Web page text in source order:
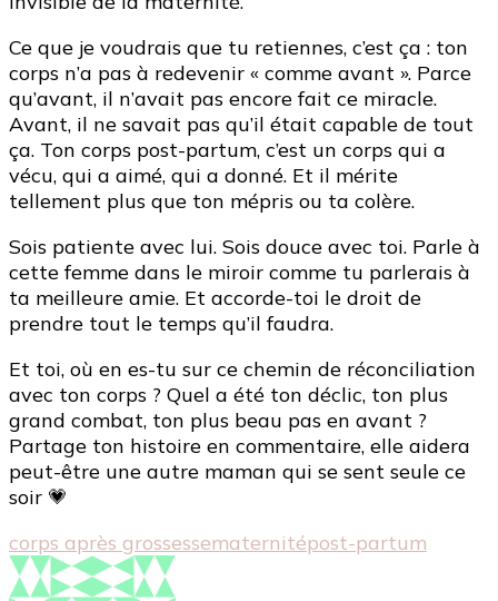
Ce que je voudrais que tu retiennes, c’est ça : ton
corps n’a pas à redevenir « comme avant ». Parce
qu’avant, il n’avait pas encore fait ce miracle.
Avant, il ne savait pas qu’il était capable de tout
ça. Ton corps post-partum, c’est un corps qui a
vécu, qui a aimé, qui a donné. Et il mérite
tellement plus que ton mépris ou ta colère.
Sois patiente avec lui. Sois douce avec toi. Parle à
cette femme dans le miroir comme tu parlerais à
ta meilleure amie. Et accorde-toi le droit de
prendre tout le temps qu’il faudra.
Et toi, où en es-tu sur ce chemin de réconciliation
avec ton corps ? Quel a été ton déclic, ton plus
grand combat, ton plus beau pas en avant ?
Partage ton histoire en commentaire, elle aidera
peut-être une autre maman qui se sent seule ce
soir 💗
corps après grossessematernitépost-partum